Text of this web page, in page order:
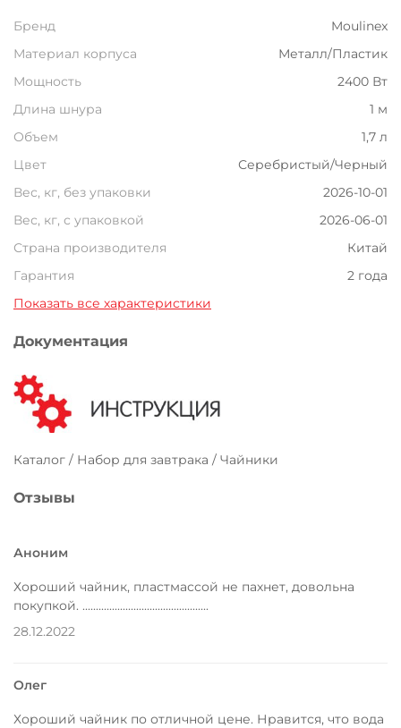
Бренд
Moulinex
Материал корпуса
Металл/Пластик
Мощность
2400 Вт
Длина шнура
1 м
Объем
1,7 л
Цвет
Серебристый/Черный
Вес, кг, без упаковки
2026-10-01
Вес, кг, с упаковкой
2026-06-01
Страна производителя
Китай
Гарантия
2 года
Показать все характеристики
Документация
Каталог / Набор для завтрака / Чайники
Отзывы
Аноним
Хороший чайник, пластмассой не пахнет, довольна
покупкой. ...............................................
28.12.2022
Олег
Хороший чайник по отличной цене. Нравится, что вода